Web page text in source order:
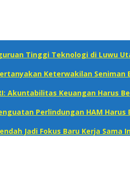
Tinggi Teknologi di Luwu
Keterwakilan Seniman
Akuntabilitas Keuangan Harus
Perlindungan HAM
Jadi Fokus Baru Kerja Sama